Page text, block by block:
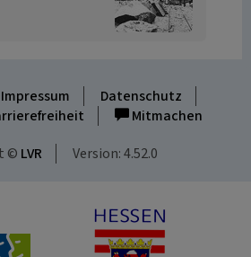
Impressum
Datenschutz
Mitmachen
© LVR Version: 4.52.0